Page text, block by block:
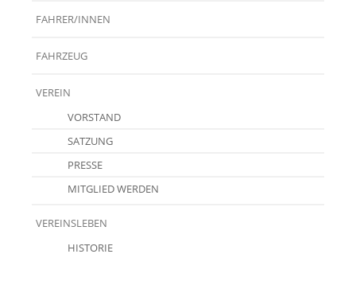
FAHRER/INNEN
FAHRZEUG
VEREIN
VORSTAND
SATZUNG
PRESSE
MITGLIED WERDEN
VEREINSLEBEN
HISTORIE